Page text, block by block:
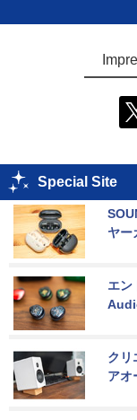
Special Site
ヤー
エン
クリ
アオ